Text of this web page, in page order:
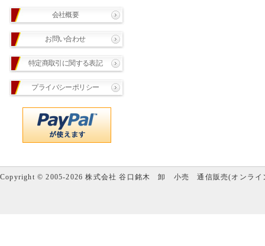
会社概要
お問い合わせ
特定商取引に関する表記
プライバシーポリシー
Copyright © 2005-2026 株式会社 谷口銘木 卸 小売 通信販売(オンライ